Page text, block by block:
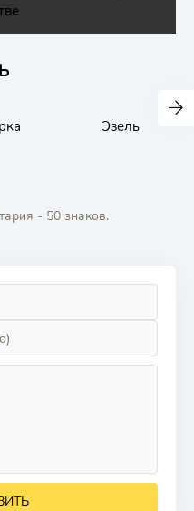
Эзель
- 50 знаков.